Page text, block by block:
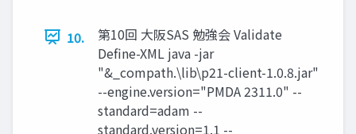
10.
第10回 大阪SAS 勉強会 Validate
Define-XML java -jar
"&_compath.\lib\p21-client-1.0.8.jar"
--engine.version="PMDA 2311.0" --
standard=adam --
standard.version=1.1 --